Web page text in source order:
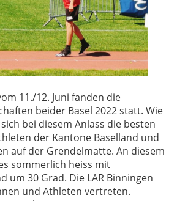
11./12. Juni fanden die
beider Basel 2022 statt. Wie
bei diesem Anlass die besten
der Kantone Baselland und
auf der Grendelmatte. An diesem
sommerlich heiss mit
um 30 Grad. Die LAR Binningen
und Athleten vertreten.